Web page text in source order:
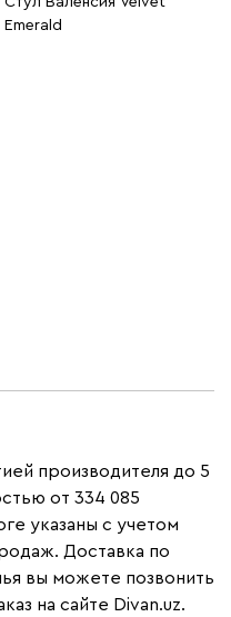
Emerald
производителя до 5
от 334 085
указаны с учетом
Доставка по
вы можете позвонить
на сайте Divan.uz.